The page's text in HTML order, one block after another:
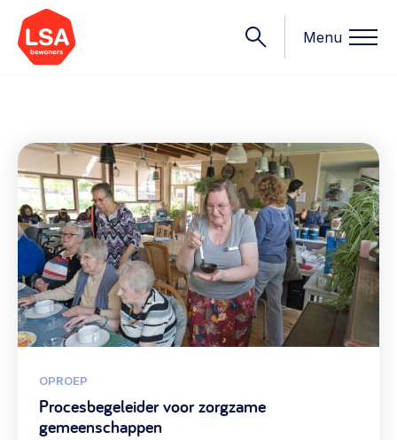
Menu
Onderwerpen
Starten van een initiatief
Rechtsvormen, positionering, organisatiemodellen >
Financiën
Financieringsvormen, administratie, begroting en omzet >
Organisatie en beheer
Vrijwilligers en medewerkers
Werving, contracten en vergoedingen, betaalde krachten
Wat we doen
Onze leden
Contact
Nieuws
Opinie
OPROEP
Procesbegeleider voor zorgzame
gemeenschappen